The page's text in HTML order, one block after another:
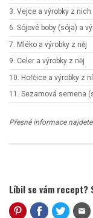
3. Vejce a výrobky z nich
6. Sójové boby (sója) a
7. Mléko a výrobky z něj
9. Celer a výrobky z něj
10. Hořčice a výrobky z ní
11. Sezamová semena
Přesné informace
Líbil se vám recept?
mail